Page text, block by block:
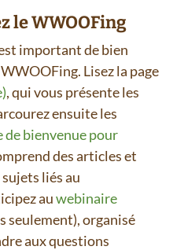
le WWOOFing
important de bien
Lisez la page
, qui vous présente les
ensuite les
de bienvenue pour
des articles et
liés au
auwebinaire
seulement), organisé
aux questions